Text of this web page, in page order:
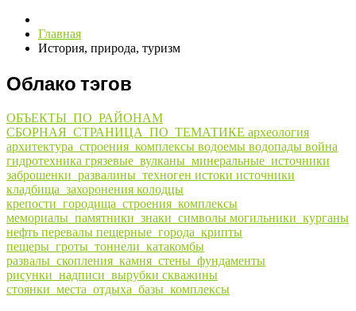
Главная
История, природа, туризм
Облако тэгов
ОБЪЕКТЫ_ПО_РАЙОНАМ
СБОРНАЯ_СТРАНИЦА_ПО_ТЕМАТИКЕ археология
архитектура_строения_комплексы водоемы водопады война
гидротехника грязевые_вулканы_минеральные_источники
заброшенки_развалины_техноген истоки источники
кладбища_захоронения колодцы
крепости_городища_строения_комплексы
мемориалы_памятники_знаки_символы могильники_курганы
нефть перевалы пещерные_города_крипты
пещеры_гроты_тоннели_катакомбы
развалы_скопления_камня_стены_фундаменты
рисунки_надписи_вырубки скважины
стоянки_места_отдыха_базы_комплексы